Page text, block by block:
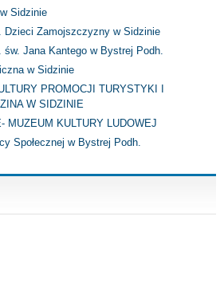
Sidzinie
Dzieci Zamojszczyzny w Sidzinie
św. Jana Kantego w Bystrej Podh.
w Sidzinie
PROMOCJI TURYSTYKI I
W SIDZINIE
MUZEUM KULTURY LUDOWEJ
Społecznej w Bystrej Podh.